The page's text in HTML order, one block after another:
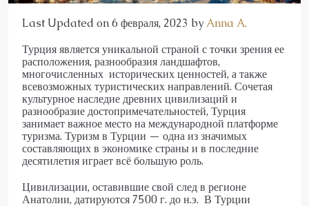
Last Updated on 6 февраля, 2023 byAnna A.
Турция является уникальной страной с точки зрения ее
расположения, разнообразия ландшафтов,
многочисленных исторических ценностей, а также
всевозможных туристических направлений. Сочетая
культурное наследие древних цивилизаций и
разнообразие достопримечательностей, Турция
занимает важное место на международной платформе
туризма. Туризм в Турции — одна из значимых
составляющих в экономике страны и в последние
десятилетия играет всё большую роль.
Цивилизации, оставившие свой след в регионе
Анатолии, датируются 7500 г. до н.э. В Турции